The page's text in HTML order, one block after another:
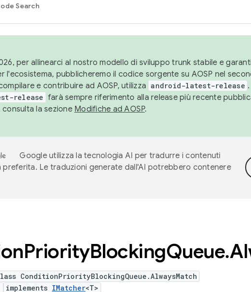
Search
per allinearci al nostro modello di sviluppo trunk stabile e
l'ecosistema, pubblicheremo il codice sorgente su AOSP nel
e contribuire ad AOSP, utilizza android-latest-release
release farà sempre riferimento alla release più recente
la sezione Modifiche ad AOSP.
Google utilizza la tecnologia AI per tradurre i contenuti
preferita. Le traduzioni generate dall'AI potrebbero contenere
PriorityBlockingQueue.
ConditionPriorityBlockingQueue.AlwaysMatch
implements IMatcher<T>